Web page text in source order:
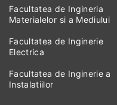
Facultatea de Ingineria
Materialelor si a Mediului
Facultatea de Inginerie
Electrica
Facultatea de Inginerie a
Instalatiilor